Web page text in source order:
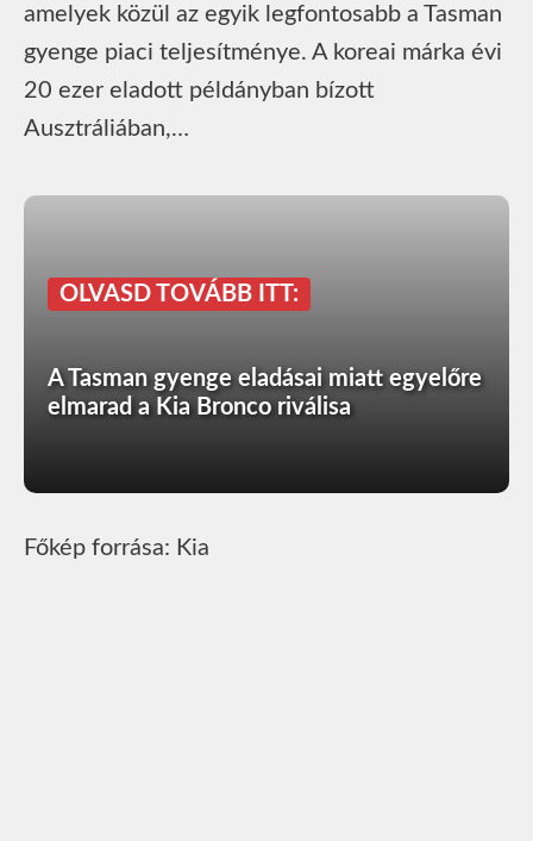
amelyek közül az egyik legfontosabb a Tasman
gyenge piaci teljesítménye. A koreai márka évi
20 ezer eladott példányban bízott
Ausztráliában,…
OLVASD TOVÁBB ITT:
A Tasman gyenge eladásai miatt egyelőre
elmarad a Kia Bronco riválisa
Főkép forrása: Kia